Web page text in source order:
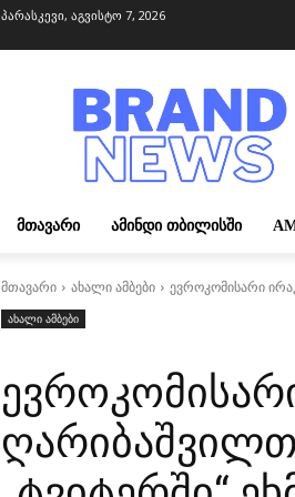
პარასკევი, აგვისტო 7, 2026
ᲛᲗᲐᲕᲐᲠᲘ ᲐᲛᲘᲜᲓᲘ ᲗᲑᲘᲚᲘᲡᲨᲘ
მთავარი ახალი ამბები ევროკომისარი
ახალი ამბები